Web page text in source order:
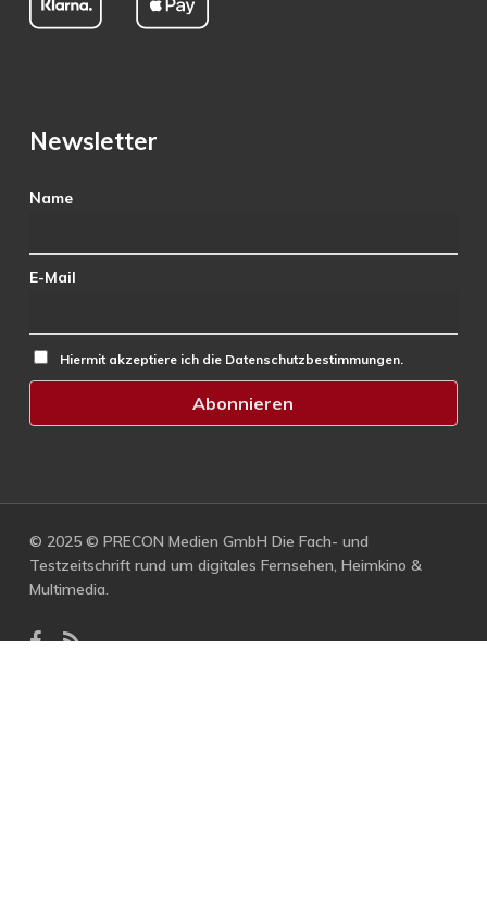
Newsletter
Name
E-Mail
Hiermit akzeptiere ich die Datenschutzbestimmungen.
© 2025 © PRECON Medien GmbH Die Fach- und
Testzeitschrift rund um digitales Fernsehen, Heimkino &
Multimedia.
facebook
RSS